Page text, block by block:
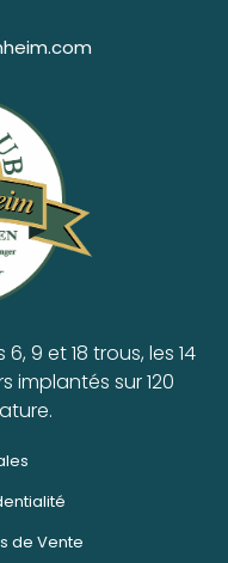
9 et 18 trous, les 14
implantés sur 120
de Vente